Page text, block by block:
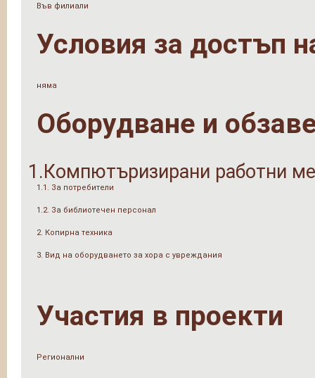
Във филиали
Условия за достъп
няма
Оборудване и
1.Компютъризирани работни
1.1. За потребители
1.2. За библиотечен персонал
2. Копирна техника
3. Вид на оборудването за хора с увреждания
Участия в проекти
Регионални